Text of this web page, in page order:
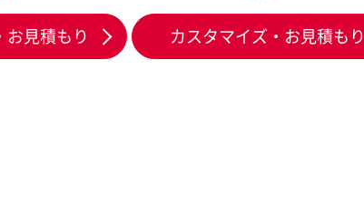
お見積もり カスタマイズ・お見積もり